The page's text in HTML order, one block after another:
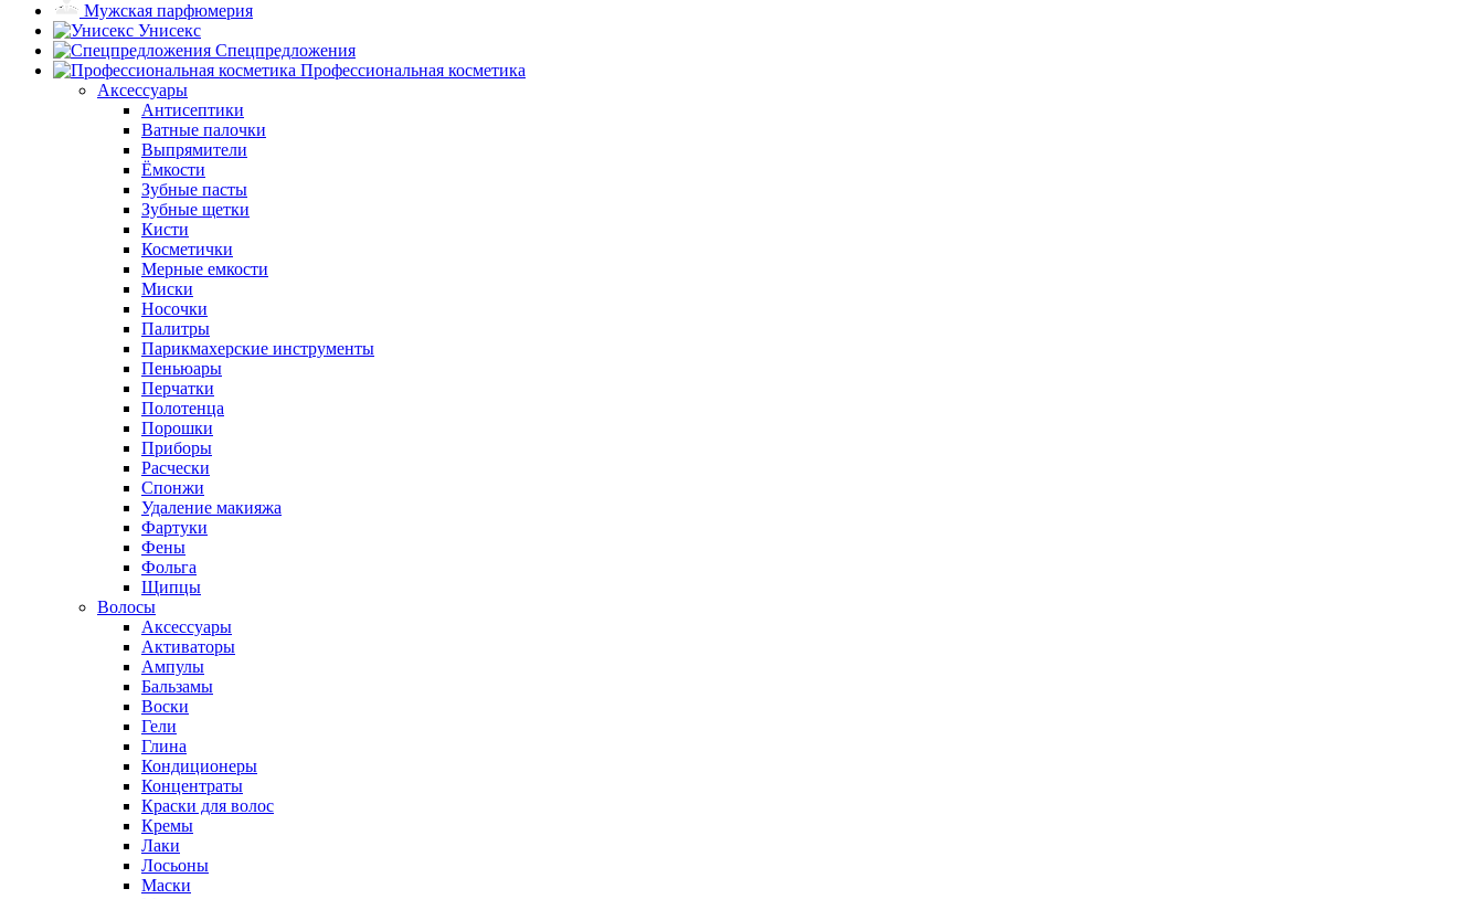
Мужская парфюмерия
Унисекс
Спецпредложения
Профессиональная косметика
Аксессуары
Антисептики
Ватные палочки
Выпрямители
Ёмкости
Зубные пасты
Зубные щетки
Кисти
Косметички
Мерные емкости
Миски
Носочки
Палитры
Парикмахерские инструменты
Пеньюары
Перчатки
Полотенца
Порошки
Приборы
Расчески
Спонжи
Удаление макияжа
Фартуки
Фены
Фольга
Щипцы
Волосы
Аксессуары
Активаторы
Ампулы
Бальзамы
Воски
Гели
Глина
Кондиционеры
Концентраты
Краски для волос
Кремы
Лаки
Лосьоны
Маски